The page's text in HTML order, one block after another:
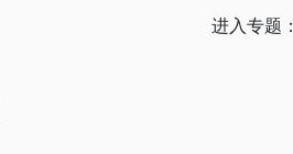
进入专题：